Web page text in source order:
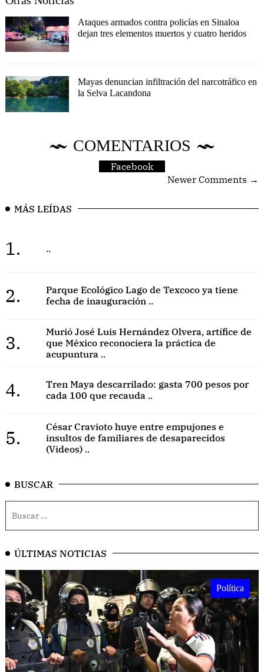
Ataques armados contra policías en Sinaloa
dejan tres elementos muertos y cuatro heridos
Mayas denuncian infiltración del narcotráfico en
la Selva Lacandona
COMENTARIOS
Facebook
Newer Comments →
MÁS LEÍDAS
1. ..
2.
Parque Ecológico Lago de Texcoco ya tiene
fecha de inauguración ..
3.
Murió José Luis Hernández Olvera, artífice de
que México reconociera la práctica de
acupuntura ..
4.
Tren Maya descarrilado: gasta 700 pesos por
cada 100 que recauda ..
5.
César Cravioto huye entre empujones e
insultos de familiares de desaparecidos
(Videos) ..
BUSCAR
ÚLTIMAS NOTICIAS
Política